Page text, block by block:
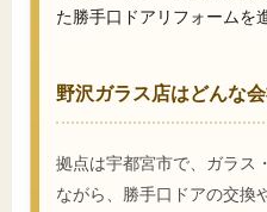
た勝手口ドアリフォームを
野沢ガラス店はどんな
拠点は宇都宮市で、ガラス
ながら、勝手口ドアの交換